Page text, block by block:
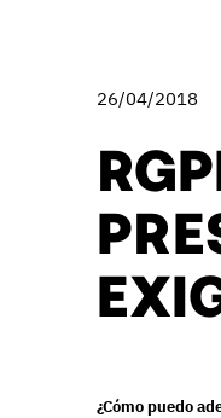
26/04/2018
¿Cómo puedo